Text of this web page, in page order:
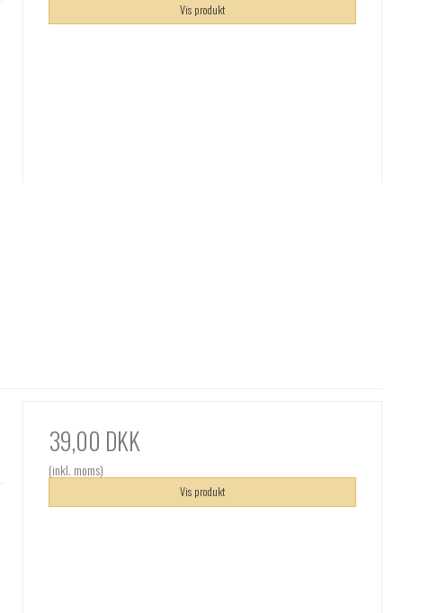
Vis produkt
39,00 DKK
(inkl. moms)
Vis produkt